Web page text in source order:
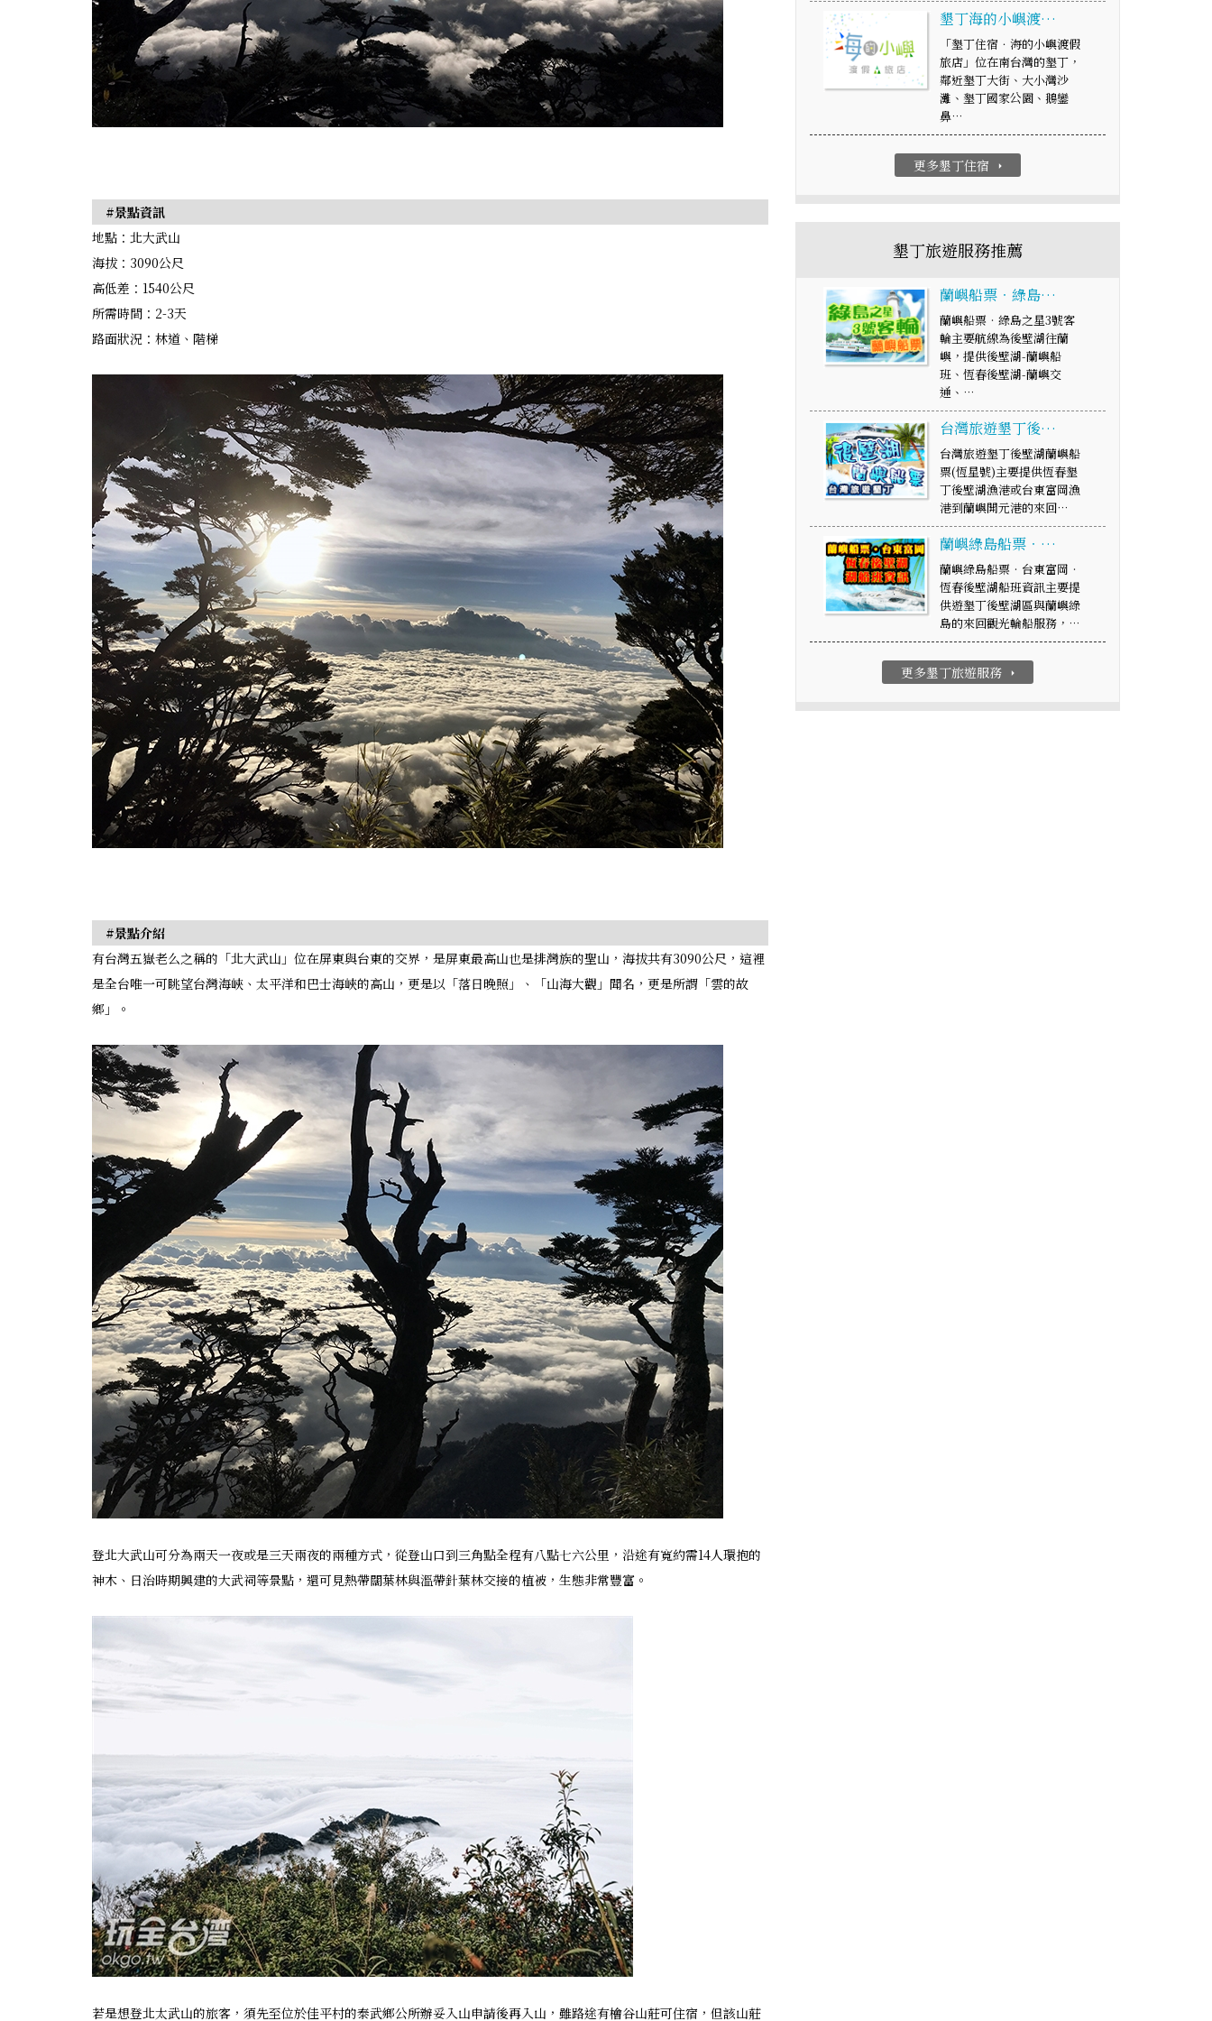
#景點資訊
地點：北大武山
海拔：3090公尺
高低差：1540公尺
所需時間：2-3天
路面狀況：林道、階梯
#景點介紹
有台灣五嶽老么之稱的「北大武山」位在屏東與台東的交界，是屏東最高山也是排灣族的聖山，海拔共有3090公尺，這裡
是全台唯一可眺望台灣海峽、太平洋和巴士海峽的高山，更是以「落日晚照」、「山海大觀」聞名，更是所謂「雲的故
鄉」。
登北大武山可分為兩天一夜或是三天兩夜的兩種方式，從登山口到三角點全程有八點七六公里，沿途有寬約需14人環抱的
神木、日治時期興建的大武祠等景點，還可見熱帶闊葉林與溫帶針葉林交接的植被，生態非常豐富。
若是想登北太武山的旅客，須先至位於佳平村的泰武鄉公所辦妥入山申請後再入山，雖路途有檜谷山莊可住宿，但該山莊
墾丁海的小嶼渡…
「墾丁住宿．海的小嶼渡假
旅店」位在南台灣的墾丁，
鄰近墾丁大街、大小灣沙
灘、墾丁國家公園、鵝鑾
鼻…
更多墾丁住宿 arrow_right
墾丁旅遊服務推薦
蘭嶼船票‧綠島…
蘭嶼船票‧綠島之星3號客
輪主要航線為後壁湖往蘭
嶼，提供後壁湖-蘭嶼船
班、恆春後壁湖-蘭嶼交
通、…
台灣旅遊墾丁後…
台灣旅遊墾丁後壁湖蘭嶼船
票(恆星號)主要提供恆春墾
丁後壁湖漁港或台東富岡漁
港到蘭嶼開元港的來回…
蘭嶼綠島船票‧…
蘭嶼綠島船票‧台東富岡‧
恆春後壁湖船班資訊主要提
供遊墾丁後壁湖區與蘭嶼綠
島的來回觀光輪船服務，…
更多墾丁旅遊服務 arrow_right